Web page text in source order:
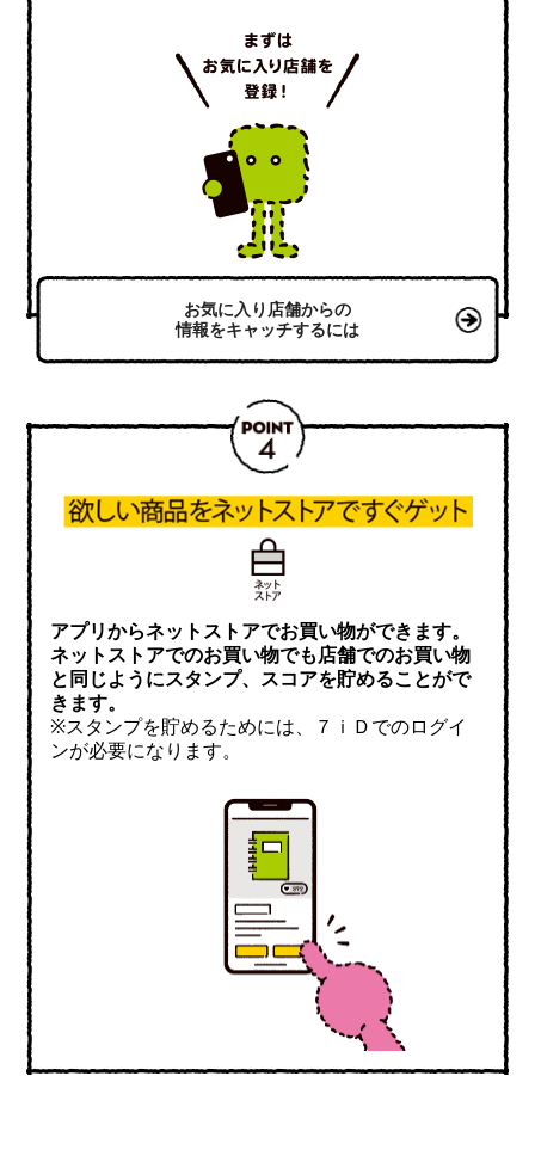
お気に入り店舗からの
情報をキャッチするには
アプリからネットストアでお買い物ができます。
ネットストアでのお買い物でも店舗でのお買い物
と同じようにスタンプ、スコアを貯めることがで
きます。
※スタンプを貯めるためには、７ｉＤでのログイ
ンが必要になります。